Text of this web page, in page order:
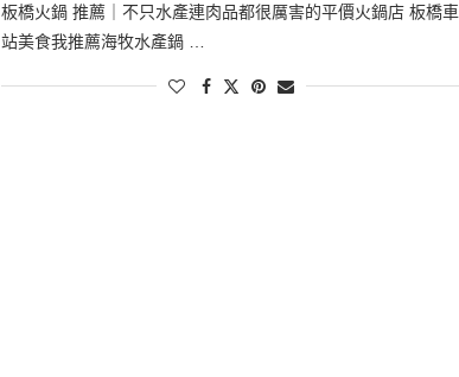
板橋火鍋 推薦｜不只水產連肉品都很厲害的平價火鍋店 板橋車
站美食我推薦海牧水產鍋 …